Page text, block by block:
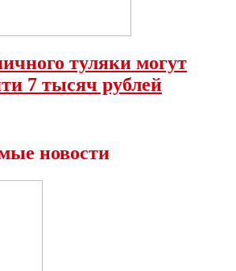
туляки могут
7 тысяч рублей
новости